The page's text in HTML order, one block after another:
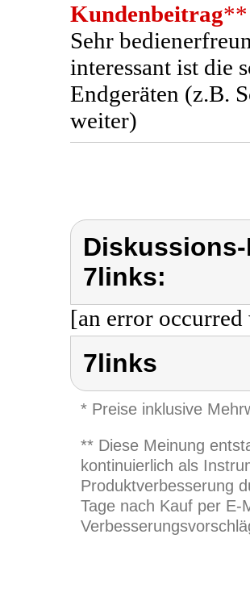
Kundenbeitrag**
Sehr
interessant ist die
Endgeräten (z.B.
weiter)
7links:
[an error
7links
* Preise inklusive
** Diese Meinung
kontinuierlich als
Produktverbesserung
Tage nach Kauf per E-